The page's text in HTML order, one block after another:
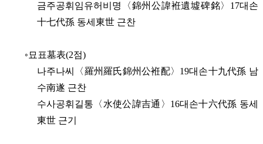
금주공휘임유허비명〈錦州公諱袵遺墟碑銘〉17대손
十七代孫 동세東世 근찬
◦묘표墓表(2점)
나주나씨〈羅州羅氏錦州公袵配〉19대손十九代孫 남
수南遂 근찬
수사공휘길통〈水使公諱吉通〉16대손十六代孫 동세
東世 근기